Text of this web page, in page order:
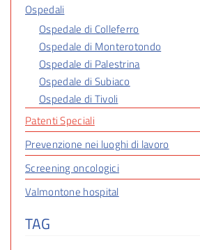
Ospedali
Ospedale di Colleferro
Ospedale di Monterotondo
Ospedale di Palestrina
Ospedale di Subiaco
Ospedale di Tivoli
Patenti Speciali
Prevenzione nei luoghi di lavoro
Screening oncologici
Valmontone hospital
TAG